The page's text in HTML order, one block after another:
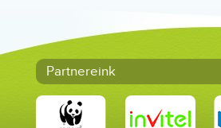
Partnereink